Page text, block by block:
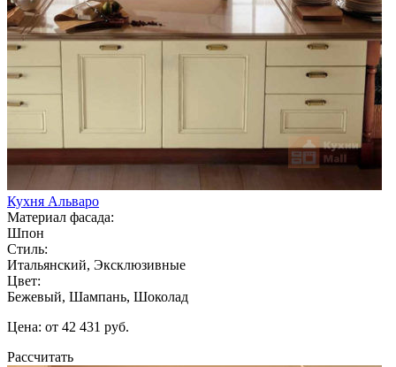
Кухня Альваро
Материал фасада:
Шпон
Стиль:
Итальянский, Эксклюзивные
Цвет:
Бежевый, Шампань, Шоколад
Цена: от 42 431 руб.
Рассчитать